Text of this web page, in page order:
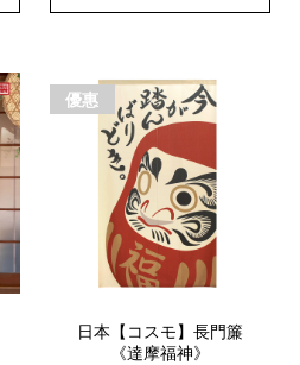
優惠
日本【コスモ】長門簾
《達摩福神》